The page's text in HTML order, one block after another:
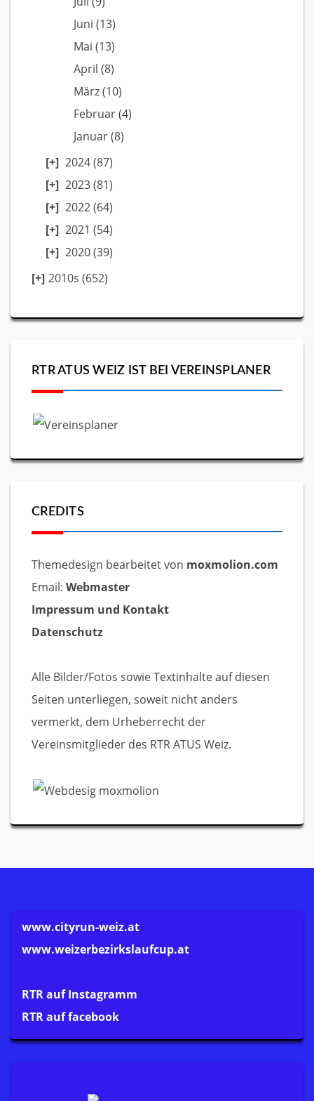
Juni (13)
Mai (13)
April (8)
März(10)
Februar(4)
Januar(8)
2024(87)
2023(81)
2022(64)
2021 (54)
2020(39)
2010s (652)
RTR ATUS WEIZ IST BEI VEREINSPLANER
CREDITS
Themedesign bearbeitet von moxmolion.com
Email: Webmaster
Impressum und Kontakt
Datenschutz
Alle Bilder/Fotos sowie Textinhalte auf diesen
Seiten unterliegen, soweit nicht anders
vermerkt, dem Urheberrecht der
Vereinsmitglieder des RTR ATUS Weiz.
www.cityrun-weiz.at
www.weizerbezirkslaufcup.at
RTR auf Instagramm
RTR auf facebook